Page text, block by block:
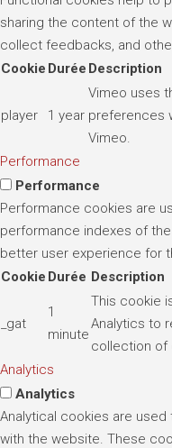
sharing the content of the
collect feedbacks, and
Cookie Durée Description
player 1 year
Vimeo uses
preferences
Vimeo.
Performance
Performance
Performance cookies are
performance indexes of
better user experience for
Cookie Durée Description
_gat
1
minute
This cookie
Analytics to
collection of
Analytics
Analytics
Analytical cookies are
with the website. These